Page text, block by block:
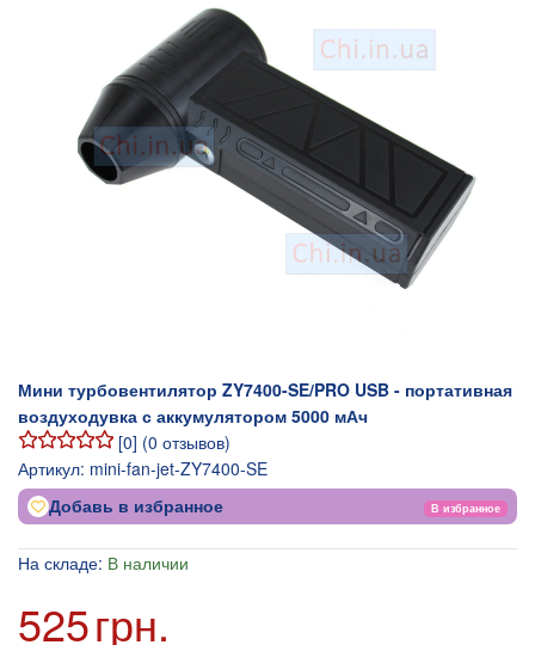
Мини турбовентилятор ZY7400-SE/PRO USB - портативная
воздуходувка с аккумулятором 5000 мАч
[0] (0 отзывов)
Артикул: mini-fan-jet-ZY7400-SE
Добавь в избранное В избранное
На складе: В наличии
525грн.